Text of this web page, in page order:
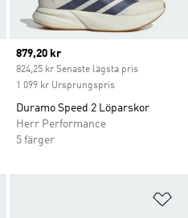
Current price
879,20 kr
824,25 kr Senaste lägsta pris
1 099 kr Ursprungspris
Duramo Speed 2 Löparskor
Herr Performance
5 färger